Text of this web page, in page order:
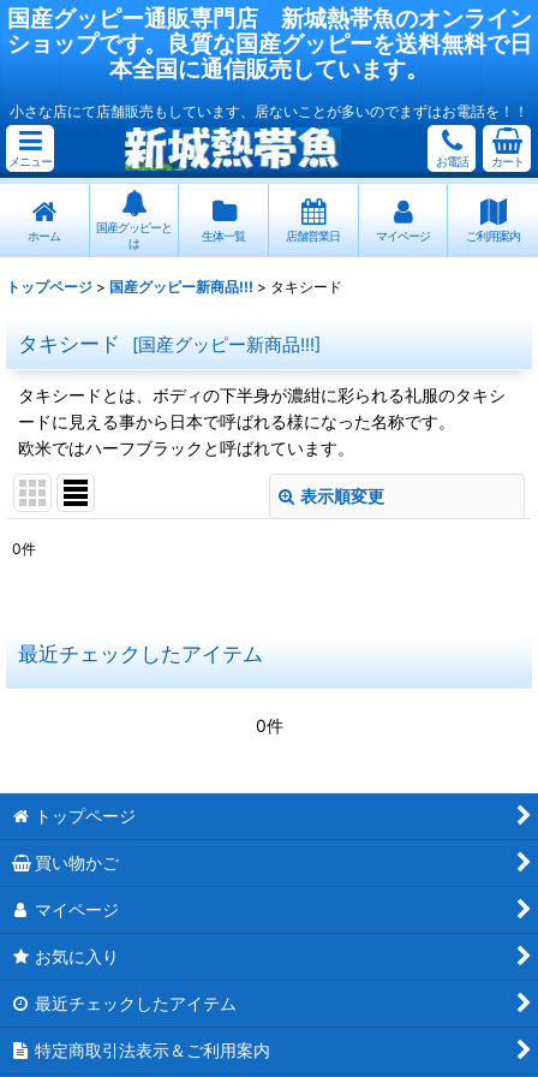
国産グッピー通販専門店 新城熱帯魚のオンライン
ショップです。良質な国産グッピーを送料無料で日
本全国に通信販売しています。
小さな店にて店舗販売もしています、居ないことが多いのでまずはお電話を！！
メニュー お電話 カート
ホーム
国産グッピーと
は
生体一覧 店舗営業日 マイページ ご利用案内
トップページ > 国産グッピー新商品!!! > タキシード
タキシード [国産グッピー新商品!!!]
タキシードとは、ボディの下半身が濃紺に彩られる礼服のタキシ
ードに見える事から日本で呼ばれる様になった名称です。
欧米ではハーフブラックと呼ばれています。
表示順変更
絞り込む
0件
最近チェックしたアイテム
0件
トップページ
買い物かご
マイページ
お気に入り
最近チェックしたアイテム
特定商取引法表示＆ご利用案内